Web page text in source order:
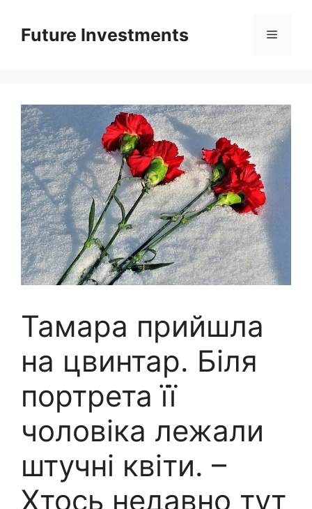
вмістуFuture Investments Меню
Тамара прийшла
на цвинтар. Біля
портрета її
чоловіка лежали
штучні квіти. –
Хтось недавно тут